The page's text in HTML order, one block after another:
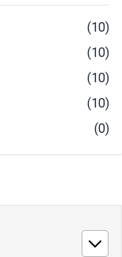
(10)
(10)
(10)
(10)
(0)